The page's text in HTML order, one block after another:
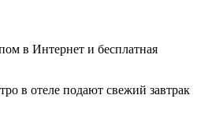
в Интернет и бесплатная
в отеле подают свежий завтрак